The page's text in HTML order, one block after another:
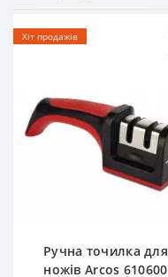
Хіт продажів
Ручна точилка для
ножів Arcos 610600